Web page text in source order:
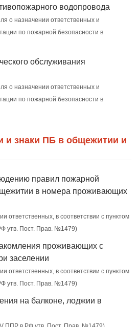
водопровода
о назначении ответственных и
по пожарной безопасности в
обслуживания
о назначении ответственных и
по пожарной безопасности в
и знаки ПБ в общежитии и
правил пожарной
в номера проживающих
ответственных, в соответствии с пунктом
утв. Пост. Прав. №1479)
проживающих с
заселении
ответственных, в соответствии с пунктом
утв. Пост. Прав. №1479)
на балконе, лоджии в